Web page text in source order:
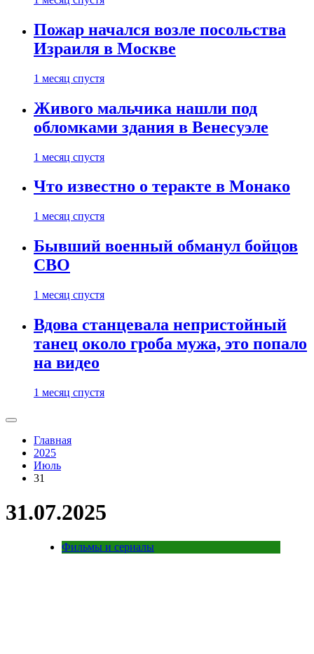
Пожар начался возле посольства
Израиля в Москве
1 месяц спустя
Живого мальчика нашли под
обломками здания в Венесуэле
1 месяц спустя
Что известно о теракте в Монако
1 месяц спустя
Бывший военный обманул бойцов
СВО
1 месяц спустя
Вдова станцевала непристойный
танец около гроба мужа, это попало
на видео
1 месяц спустя
Главная
2025
Июль
31
31.07.2025
Фильмы и сериалы